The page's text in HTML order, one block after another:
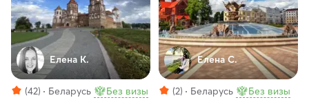
Елена К.
(42) Беларусь Без визы
Елена С.
(2) Беларусь Без визы